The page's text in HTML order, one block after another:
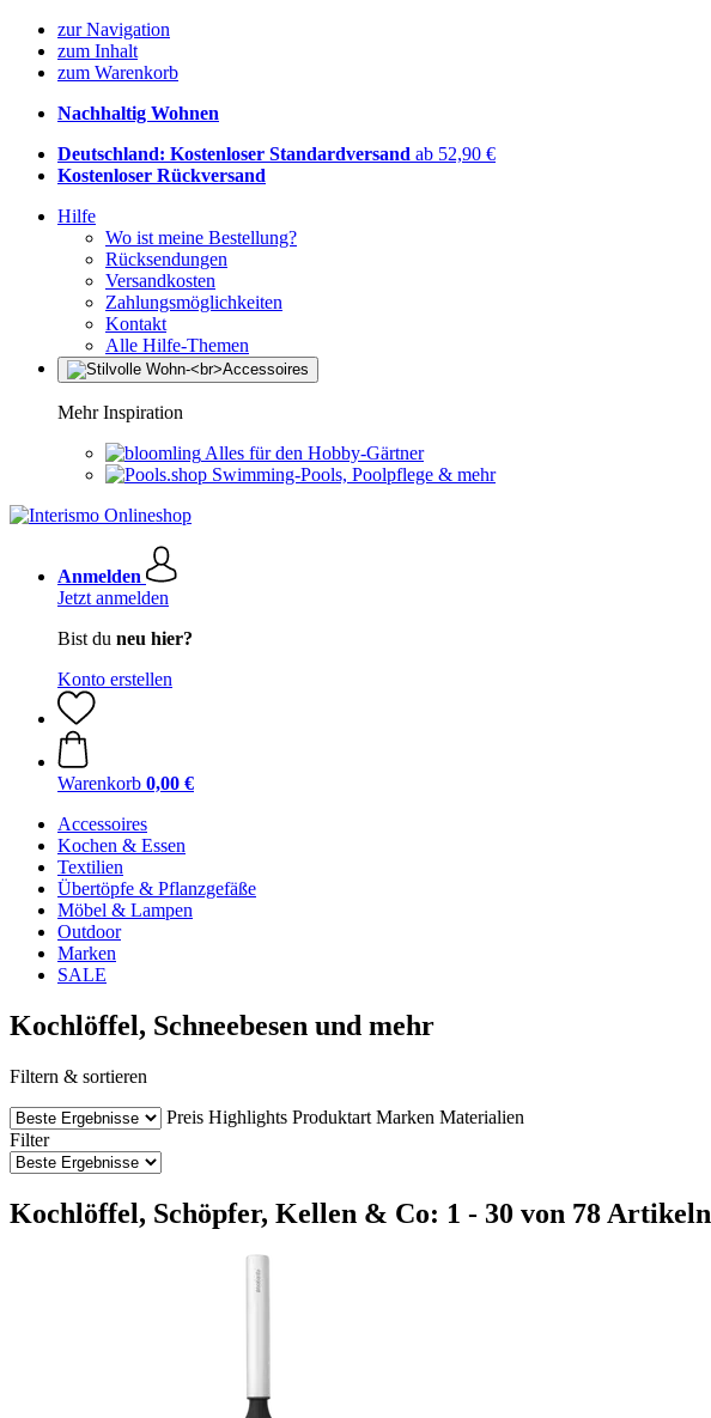
zur Navigation
zum Inhalt
zum Warenkorb
Nachhaltig Wohnen
Deutschland: Kostenloser Standardversand ab 52,90 €
Kostenloser Rückversand
Hilfe
Wo ist meine Bestellung?
Rücksendungen
Versandkosten
Zahlungsmöglichkeiten
Kontakt
Alle Hilfe-Themen
Mehr Inspiration
Alles für den Hobby-Gärtner
Swimming-Pools, Poolpflege & mehr
Anmelden
Jetzt anmelden
Bist du neu hier?
Konto erstellen
Warenkorb 0,00 €
Accessoires
Kochen & Essen
Textilien
Übertöpfe & Pflanzgefäße
Möbel & Lampen
Outdoor
Marken
SALE
Kochlöffel, Schneebesen und mehr
Filtern & sortieren
Preis Highlights Produktart Marken Materialien
Filter
Kochlöffel, Schöpfer, Kellen & Co: 1 - 30 von 78 Artikeln